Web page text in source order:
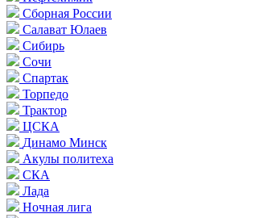
Сборная России
Салават Юлаев
Сибирь
Сочи
Спартак
Торпедо
Трактор
ЦСКА
Динамо Минск
Акулы политеха
СКА
Лада
Ночная лига